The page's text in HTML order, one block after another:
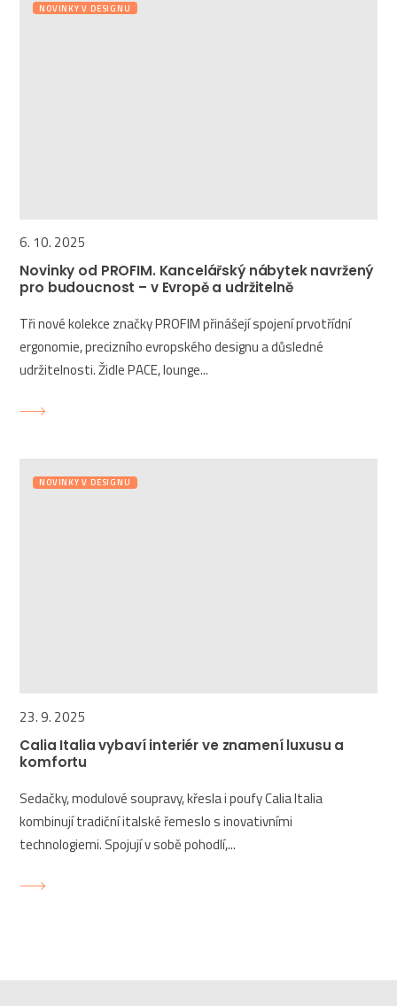
NOVINKY V DESIGNU
6. 10. 2025
Novinky od PROFIM. Kancelářský nábytek navržený
pro budoucnost – v Evropě a udržitelně
Tři nové kolekce značky PROFIM přinášejí spojení prvotřídní
ergonomie, precizního evropského designu a důsledné
udržitelnosti. Židle PACE, lounge...
NOVINKY V DESIGNU
23. 9. 2025
Calia Italia vybaví interiér ve znamení luxusu a
komfortu
Sedačky, modulové soupravy, křesla i poufy Calia Italia
kombinují tradiční italské řemeslo s inovativními
technologiemi. Spojují v sobě pohodlí,...